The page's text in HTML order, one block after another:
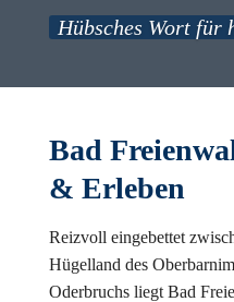
Hübsches Wort für
Bad
& Erleben
Reizvoll eingebettet
Hügelland des
Oderbruchs liegt Bad